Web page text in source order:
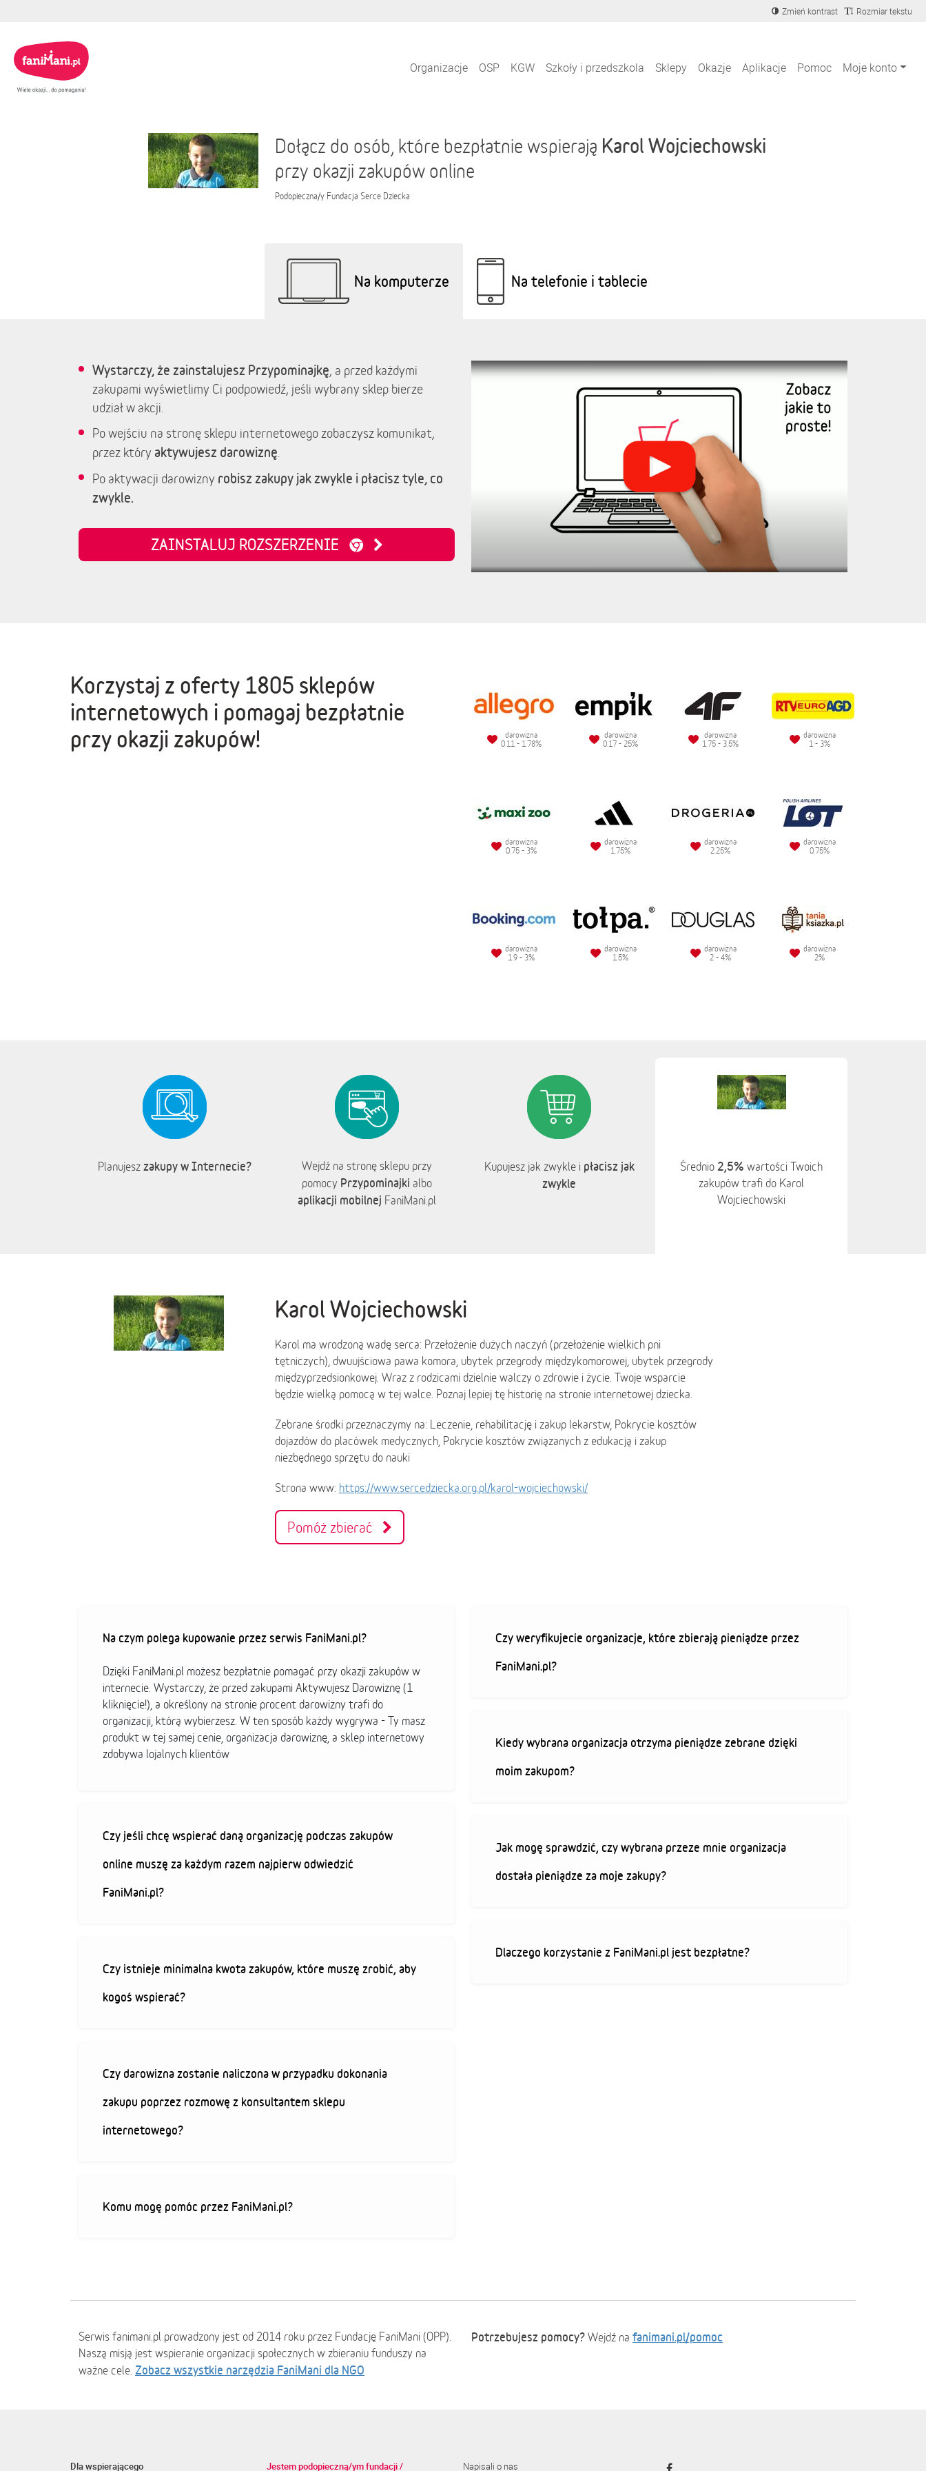
Zmień kontrast Rozmiar tekstu
Organizacje OSP KGW Szkoły i przedszkola Sklepy Okazje Aplikacje Pomoc Moje konto
Dołącz do osób, które bezpłatnie wspierają Karol Wojciechowski
przy okazji zakupów online
Podopieczna/y Fundacja Serce Dziecka
Na komputerze Na telefonie i tablecie
Wystarczy, że zainstalujesz Przypominajkę, a przed każdymi
zakupami wyświetlimy Ci podpowiedź, jeśli wybrany sklep bierze
udział w akcji.
Po wejściu na stronę sklepu internetowego zobaczysz komunikat,
przez który aktywujesz darowiznę
Po aktywacji darowizny robisz zakupy jak zwykle i płacisz tyle, co
zwykle.
ZAINSTALUJ ROZSZERZENIE
Korzystaj z oferty 1805 sklepów
internetowych i pomagaj bezpłatnie
przy okazji zakupów!
darowizna
0.11 - 1.78%
darowizna
0.17 - 25%
darowizna
1.75 - 3.5%
darowizna
1 - 3%
darowizna
0.75 - 3%
darowizna
1.75%
darowizna
2.25%
darowizna
0.75%
darowizna
1.9 - 3%
darowizna
1.5%
darowizna
2 - 4%
darowizna
2%
Planujesz zakupy w Internecie?
Wejdź na stronę sklepu przy
pomocy Przypominajki albo
aplikacji mobilnej FaniMani.pl
Kupujesz jak zwykle i płacisz jak
zwykle
Średnio 2,5% wartości Twoich
zakupów trafi do Karol
Wojciechowski
Karol Wojciechowski
Karol ma wrodzoną wadę serca: Przełożenie dużych naczyń (przełożenie wielkich pni
tętniczych), dwuujściowa pawa komora, ubytek przegrody międzykomorowej, ubytek przegrody
międzyprzedsionkowej. Wraz z rodzicami dzielnie walczy o zdrowie i życie. Twoje wsparcie
będzie wielką pomocą w tej walce. Poznaj lepiej tę historię na stronie internetowej dziecka.
Zebrane środki przeznaczymy na: Leczenie, rehabilitację i zakup lekarstw, Pokrycie kosztów
dojazdów do placówek medycznych, Pokrycie kosztów związanych z edukacją i zakup
niezbędnego sprzętu do nauki
Strona www: https://www.sercedziecka.org.pl/karol-wojciechowski/
Pomóż zbierać
Na czym polega kupowanie przez serwis FaniMani.pl?
Dzięki FaniMani.pl możesz bezpłatnie pomagać przy okazji zakupów w
internecie. Wystarczy, że przed zakupami Aktywujesz Darowiznę (1
kliknięcie!), a określony na stronie procent darowizny trafi do
organizacji, którą wybierzesz. W ten sposób każdy wygrywa - Ty masz
produkt w tej samej cenie, organizacja darowiznę, a sklep internetowy
zdobywa lojalnych klientów
Czy jeśli chcę wspierać daną organizację podczas zakupów
online muszę za każdym razem najpierw odwiedzić
FaniMani.pl?
Czy istnieje minimalna kwota zakupów, które muszę zrobić, aby
kogoś wspierać?
Czy darowizna zostanie naliczona w przypadku dokonania
zakupu poprzez rozmowę z konsultantem sklepu
internetowego?
Komu mogę pomóc przez FaniMani.pl?
Czy weryfikujecie organizacje, które zbierają pieniądze przez
FaniMani.pl?
Kiedy wybrana organizacja otrzyma pieniądze zebrane dzięki
moim zakupom?
Jak mogę sprawdzić, czy wybrana przeze mnie organizacja
dostała pieniądze za moje zakupy?
Dlaczego korzystanie z FaniMani.pl jest bezpłatne?
Serwis fanimani.pl prowadzony jest od 2014 roku przez Fundację FaniMani (OPP).
Naszą misją jest wspieranie organizacji społecznych w zbieraniu funduszy na
ważne cele. Zobacz wszystkie narzędzia FaniMani dla NGO
Potrzebujesz pomocy? Wejdź na fanimani.pl/pomoc
Dla wspierającego Jestem podopieczną/ym fundacji / Napisali o nas